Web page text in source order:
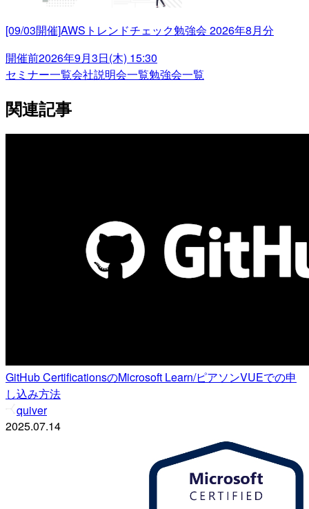
[09/03開催]AWSトレンドチェック勉強会 2026年8月分
開催前2026年9月3日(木) 15:30
セミナー一覧会社説明会一覧勉強会一覧
関連記事
GitHub CertificationsのMicrosoft Learn/ピアソンVUEでの申
し込み方法
quiver
2025.07.14